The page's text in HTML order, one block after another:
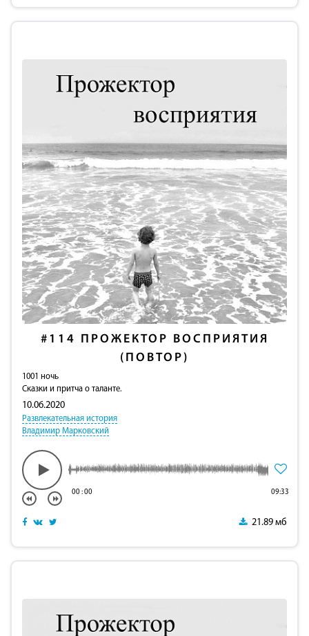
#114 ПРОЖЕКТОР ВОСПРИЯТИЯ
(ПОВТОР)
1001 ночь
Сказки и притча о таланте.
10.06.2020
Развлекательная история
Владимир Марковский
00:00 09:33
21.89 мб